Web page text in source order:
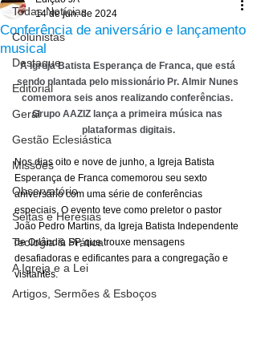
Todas Notícias
Colunistas
Destaque
Editorial
Geral
Gestão Eclesiástica
Missões
Observatório
Seitas e Heresias
Teologia & Prática
A Igreja e a Lei
Artigos, Sermões & Esboços
Conferência de aniversário e lançamento
musical
14 de jun. de 2024
A Igreja Batista Esperança de Franca, que está
sendo plantada pelo missionário Pr. Almir Nunes
comemora seis anos realizando conferências.
Grupo AAZIZ lança a primeira música nas
plataformas digitais.
Nos dias oito e nove de junho, a Igreja Batista
Esperança de Franca comemorou seu sexto
aniversário com uma série de conferências
especiais. O evento teve como preletor o pastor
João Pedro Martins, da Igreja Batista Independente
de Orlândia SP, que trouxe mensagens
desafiadoras e edificantes para a congregação e
visitantes.